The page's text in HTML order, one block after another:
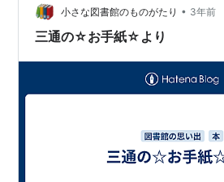
年前の記事をお目にかけることにな
れまでにも書いたことがあるの…
小さな図書館のものがたり • 3年前
三通の☆お手紙☆より